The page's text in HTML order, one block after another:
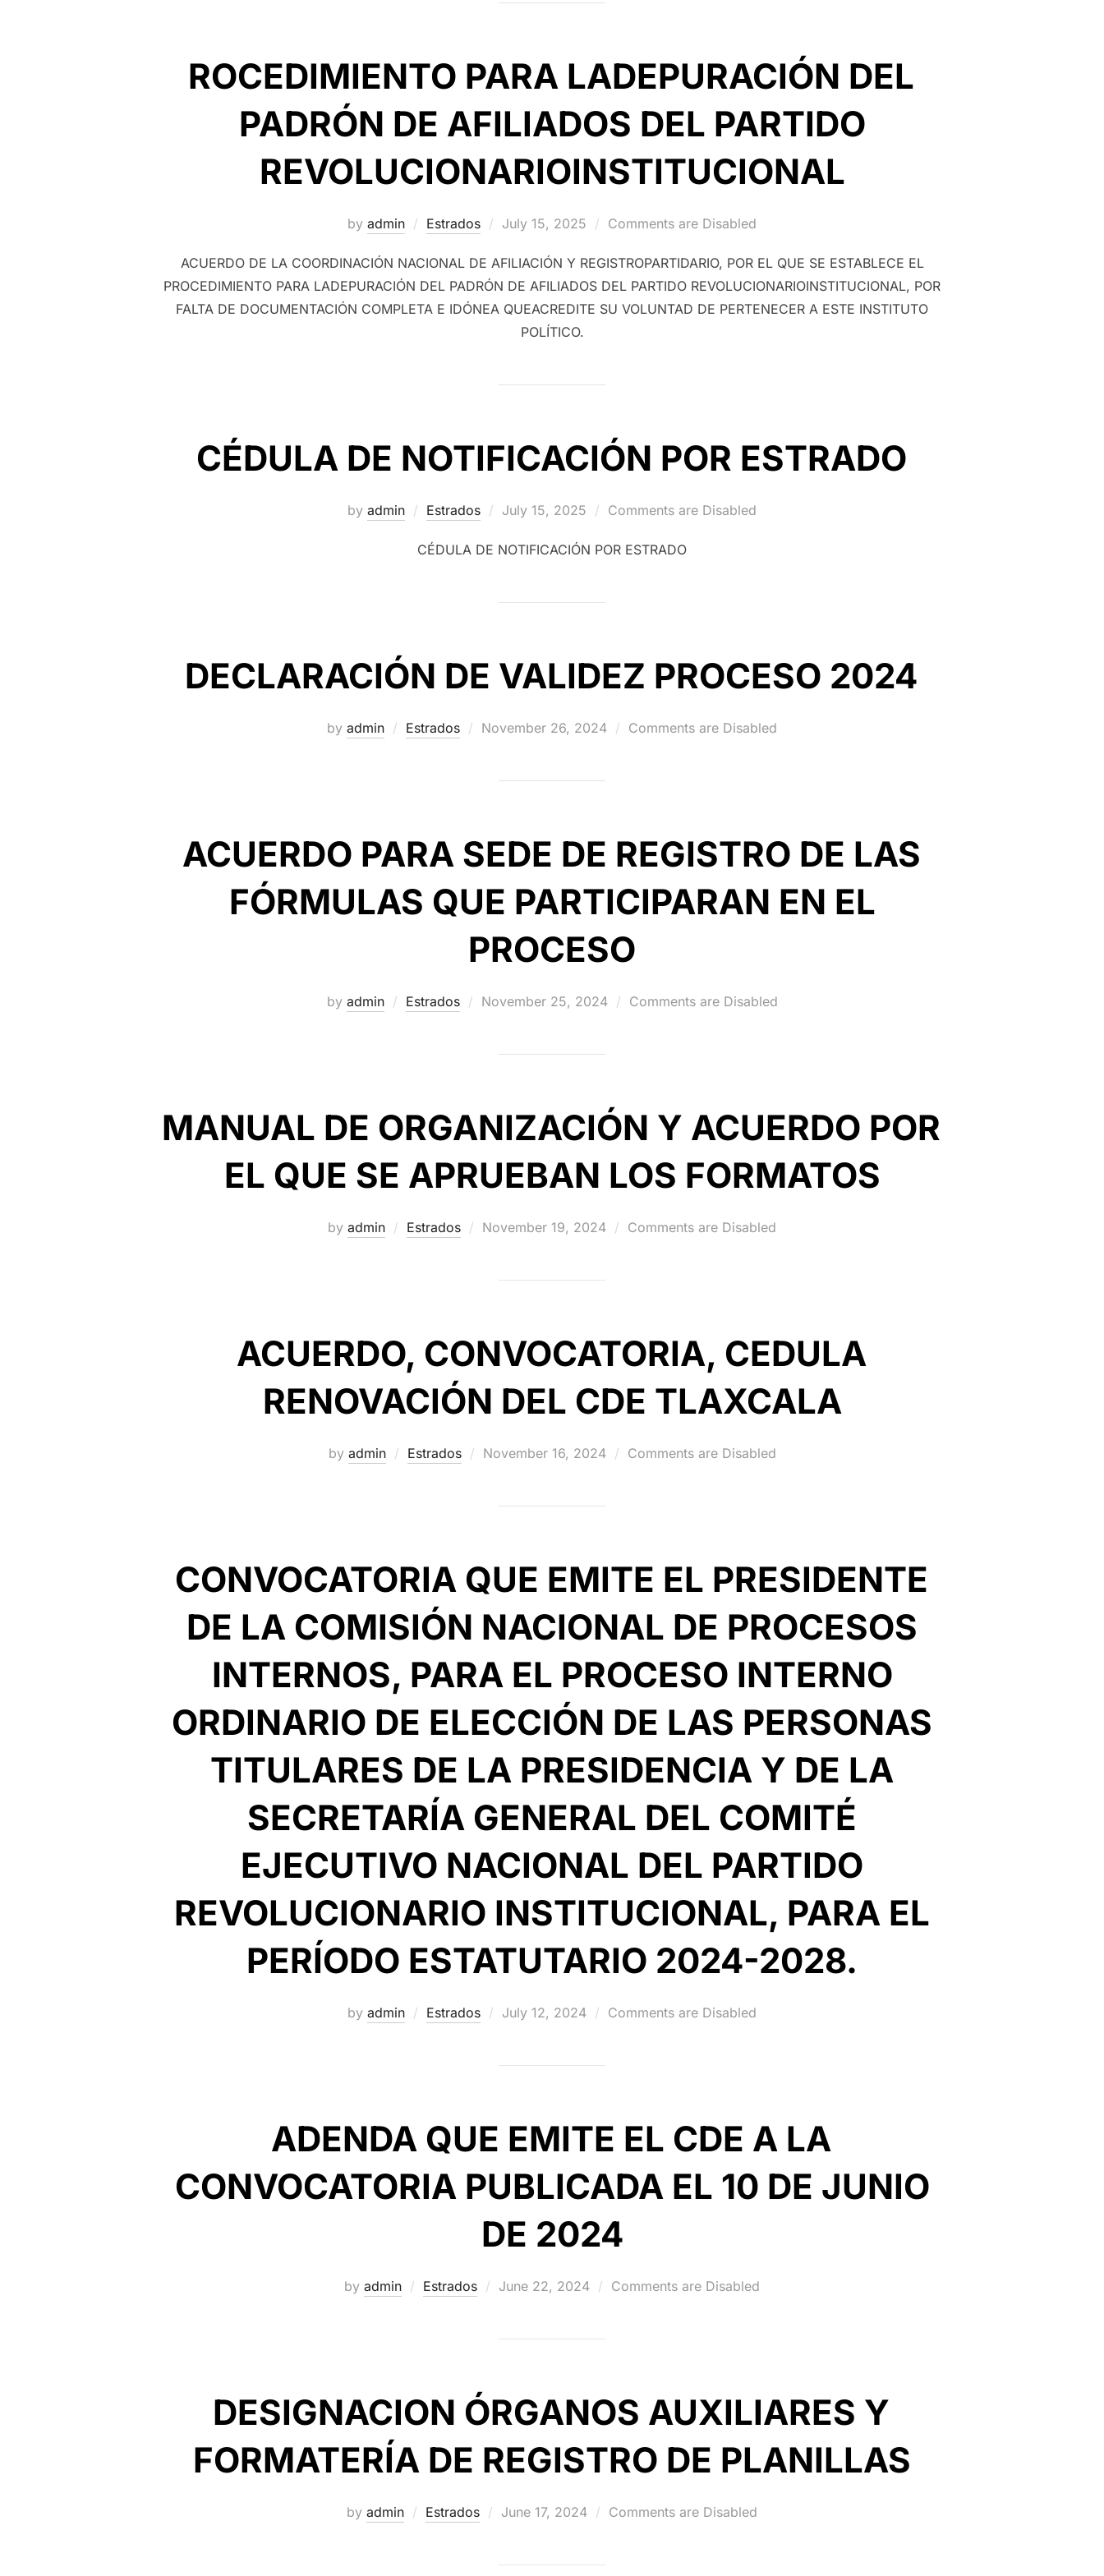
ROCEDIMIENTO PARA LADEPURACIÓN DEL
PADRÓN DE AFILIADOS DEL PARTIDO
REVOLUCIONARIOINSTITUCIONAL
by admin Estrados
Posted
July 15, 2025 Comments are Disabled
ACUERDO DE LA COORDINACIÓN NACIONAL DE AFILIACIÓN Y REGISTROPARTIDARIO, POR EL QUE SE ESTABLECE EL
PROCEDIMIENTO PARA LADEPURACIÓN DEL PADRÓN DE AFILIADOS DEL PARTIDO REVOLUCIONARIOINSTITUCIONAL, POR
FALTA DE DOCUMENTACIÓN COMPLETA E IDÓNEA QUEACREDITE SU VOLUNTAD DE PERTENECER A ESTE INSTITUTO
POLÍTICO.
CÉDULA DE NOTIFICACIÓN POR ESTRADO
by admin Estrados
Posted
July 15, 2025 Comments are Disabled
CÉDULA DE NOTIFICACIÓN POR ESTRADO
DECLARACIÓN DE VALIDEZ PROCESO 2024
by admin Estrados
Posted
November 26, 2024 Comments are Disabled
ACUERDO PARA SEDE DE REGISTRO DE LAS
FÓRMULAS QUE PARTICIPARAN EN EL
PROCESO
by admin Estrados
Posted
November 25, 2024 Comments are Disabled
MANUAL DE ORGANIZACIÓN Y ACUERDO POR
EL QUE SE APRUEBAN LOS FORMATOS
by admin Estrados
Posted
November 19, 2024 Comments are Disabled
ACUERDO, CONVOCATORIA, CEDULA
RENOVACIÓN DEL CDE TLAXCALA
by admin Estrados
Posted
November 16, 2024 Comments are Disabled
CONVOCATORIA QUE EMITE EL PRESIDENTE
DE LA COMISIÓN NACIONAL DE PROCESOS
INTERNOS, PARA EL PROCESO INTERNO
ORDINARIO DE ELECCIÓN DE LAS PERSONAS
TITULARES DE LA PRESIDENCIA Y DE LA
SECRETARÍA GENERAL DEL COMITÉ
EJECUTIVO NACIONAL DEL PARTIDO
REVOLUCIONARIO INSTITUCIONAL, PARA EL
PERÍODO ESTATUTARIO 2024-2028.
by admin Estrados
Posted
July 12, 2024 Comments are Disabled
ADENDA QUE EMITE EL CDE A LA
CONVOCATORIA PUBLICADA EL 10 DE JUNIO
DE 2024
by admin Estrados
Posted
June 22, 2024 Comments are Disabled
DESIGNACION ÓRGANOS AUXILIARES Y
FORMATERÍA DE REGISTRO DE PLANILLAS
by admin Estrados
Posted
June 17, 2024 Comments are Disabled